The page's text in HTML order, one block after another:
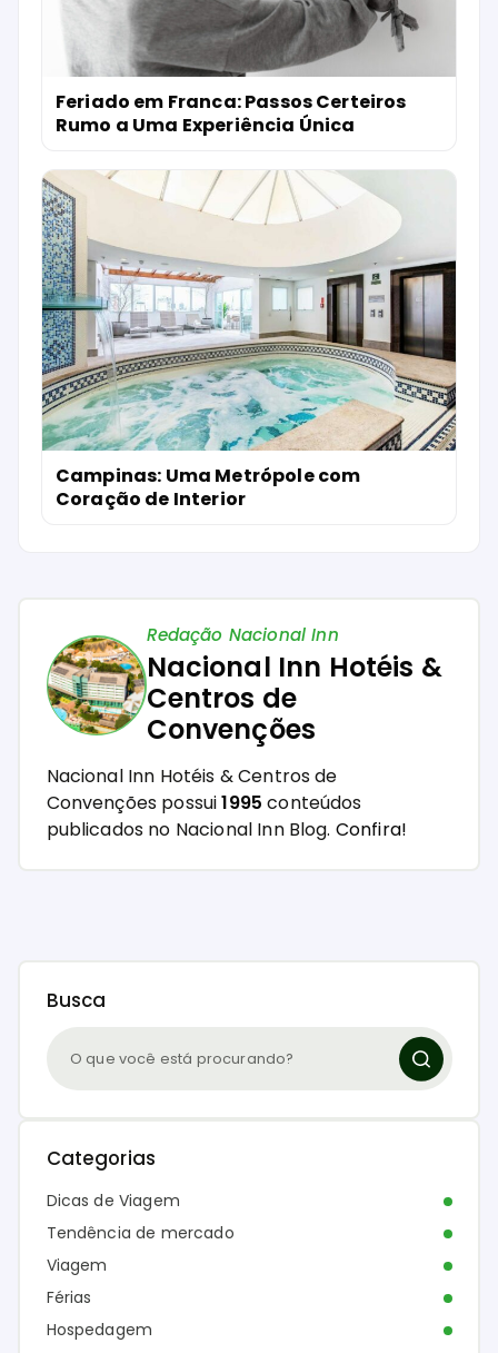
Feriado em Franca: Passos Certeiros
Rumo a Uma Experiência Única
Campinas: Uma Metrópole com
Coração de Interior
Redação Nacional Inn
Nacional Inn Hotéis &
Centros de
Convenções
Nacional Inn Hotéis & Centros de
Convenções possui1995 conteúdos
publicados no Nacional Inn Blog. Confira!
Busca
Categorias
Dicas de Viagem
Tendência de mercado
Viagem
Férias
Hospedagem